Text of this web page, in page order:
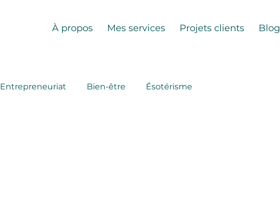
À propos Mes services Projets clients Blog
Entrepreneuriat Bien-être Ésotérisme